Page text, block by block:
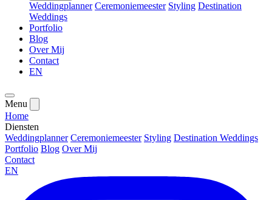
Weddingplanner Ceremoniemeester Styling Destination
Weddings
Portfolio
Blog
Over Mij
Contact
EN
Menu
Home
Diensten
Weddingplanner Ceremoniemeester Styling Destination Weddings
Portfolio Blog Over Mij
Contact
EN